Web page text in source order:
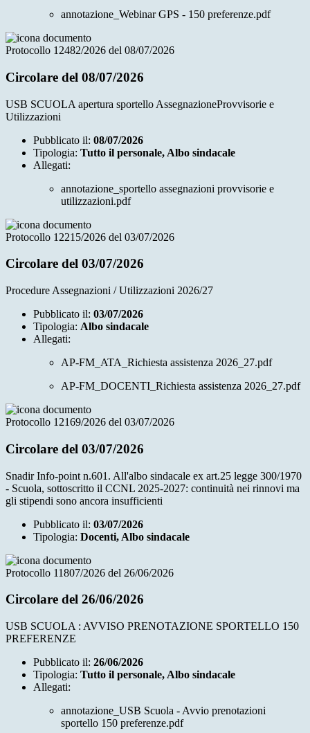
annotazione_Webinar GPS - 150 preferenze.pdf
Protocollo 12482/2026 del 08/07/2026
Circolare del 08/07/2026
USB SCUOLA apertura sportello AssegnazioneProvvisorie e
Utilizzazioni
Pubblicato il: 08/07/2026
Tipologia: Tutto il personale, Albo sindacale
Allegati:
annotazione_sportello assegnazioni provvisorie e
utilizzazioni.pdf
Protocollo 12215/2026 del 03/07/2026
Circolare del 03/07/2026
Procedure Assegnazioni / Utilizzazioni 2026/27
Pubblicato il: 03/07/2026
Tipologia: Albo sindacale
Allegati:
AP-FM_ATA_Richiesta assistenza 2026_27.pdf
AP-FM_DOCENTI_Richiesta assistenza 2026_27.pdf
Protocollo 12169/2026 del 03/07/2026
Circolare del 03/07/2026
Snadir Info-point n.601. All'albo sindacale ex art.25 legge 300/1970
- Scuola, sottoscritto il CCNL 2025-2027: continuità nei rinnovi ma
gli stipendi sono ancora insufficienti
Pubblicato il: 03/07/2026
Tipologia: Docenti, Albo sindacale
Protocollo 11807/2026 del 26/06/2026
Circolare del 26/06/2026
USB SCUOLA : AVVISO PRENOTAZIONE SPORTELLO 150
PREFERENZE
Pubblicato il: 26/06/2026
Tipologia: Tutto il personale, Albo sindacale
Allegati:
annotazione_USB Scuola - Avvio prenotazioni
sportello 150 preferenze.pdf